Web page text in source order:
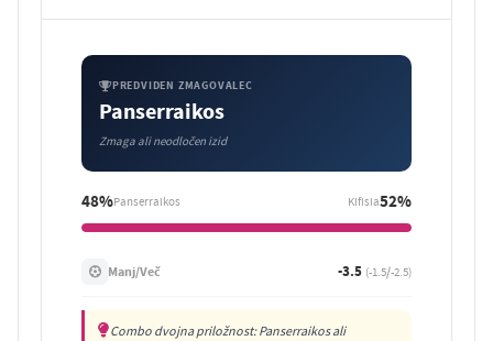
PREDVIDEN ZMAGOVALEC
Panserraikos
Zmaga ali neodločen izid
48%Panserraikos Kifisia52%
Manj/Več -3.5 (-1.5/-2.5)
Combo dvojna priložnost: Panserraikos ali